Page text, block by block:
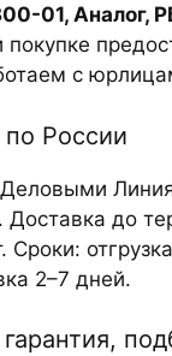
01, Аналог,
покупке
с
по России
Доставка до
2–7 дней.